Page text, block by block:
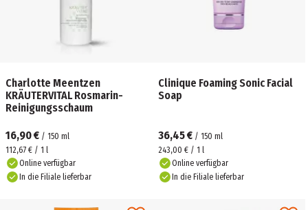
Charlotte Meentzen
KRÄUTERVITAL Rosmarin-
Reinigungsschaum
16,90 € / 150 ml
112,67 € / 1 l
Online verfügbar
In die Filiale lieferbar
Clinique Foaming Sonic Facial
Soap
36,45 € / 150 ml
243,00 € / 1 l
Online verfügbar
In die Filiale lieferbar